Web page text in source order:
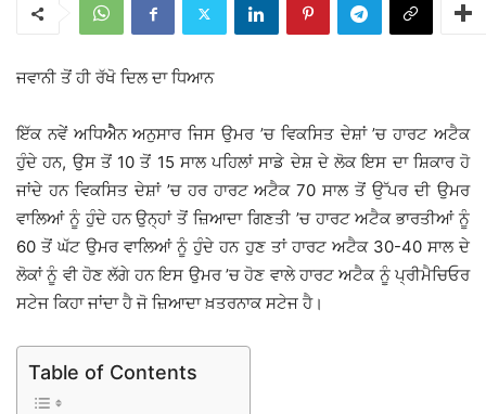
ਜਵਾਨੀ ਤੋਂ ਹੀ ਰੱਖੋ ਦਿਲ ਦਾ ਧਿਆਨ
ਇੱਕ ਨਵੇਂ ਅਧਿਐੈਨ ਅਨੁਸਾਰ ਜਿਸ ਉਮਰ ’ਚ ਵਿਕਸਿਤ ਦੇਸ਼ਾਂ ’ਚ ਹਾਰਟ ਅਟੈਕ
ਹੁੰਦੇ ਹਨ, ਉਸ ਤੋਂ 10 ਤੋਂ 15 ਸਾਲ ਪਹਿਲਾਂ ਸਾਡੇ ਦੇਸ਼ ਦੇ ਲੋਕ ਇਸ ਦਾ ਸ਼ਿਕਾਰ ਹੋ
ਜਾਂਦੇ ਹਨ ਵਿਕਸਿਤ ਦੇਸ਼ਾਂ ’ਚ ਹਰ ਹਾਰਟ ਅਟੈਕ 70 ਸਾਲ ਤੋਂ ਉੱਪਰ ਦੀ ਉਮਰ
ਵਾਲਿਆਂ ਨੂੰ ਹੁੰਦੇ ਹਨ ਉਨ੍ਹਾਂ ਤੋਂ ਜ਼ਿਆਦਾ ਗਿਣਤੀ ’ਚ ਹਾਰਟ ਅਟੈਕ ਭਾਰਤੀਆਂ ਨੂੰ
60 ਤੋਂ ਘੱਟ ਉਮਰ ਵਾਲਿਆਂ ਨੂੰ ਹੁੰਦੇ ਹਨ ਹੁਣ ਤਾਂ ਹਾਰਟ ਅਟੈਕ 30-40 ਸਾਲ ਦੇ
ਲੋਕਾਂ ਨੂੰ ਵੀ ਹੋਣ ਲੱਗੇ ਹਨ ਇਸ ਉਮਰ ’ਚ ਹੋਣ ਵਾਲੇ ਹਾਰਟ ਅਟੈਕ ਨੂੰ ਪ੍ਰੀਮੈਚਿਓਰ
ਸਟੇਜ ਕਿਹਾ ਜਾਂਦਾ ਹੈ ਜੋ ਜ਼ਿਆਦਾ ਖ਼ਤਰਨਾਕ ਸਟੇਜ ਹੈ।
Table of Contents